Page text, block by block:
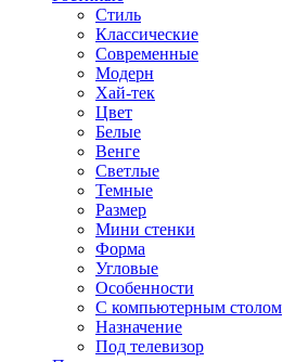
Стиль
Классические
Современные
Модерн
Хай-тек
Цвет
Белые
Венге
Светлые
Темные
Размер
Мини стенки
Форма
Угловые
Особенности
С компьютерным столом
Назначение
Под телевизор